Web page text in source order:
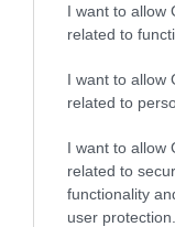
I want to allow
related to
I want to allow
related to
I want to allow
related to
functionality
user protection.